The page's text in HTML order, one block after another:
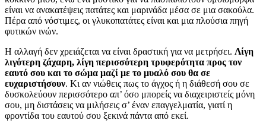
είναι να ανακατέψεις πατάτες και μαρινάδα μέσα σε μια σακούλα.
Πέρα από νόστιμες, οι γλυκοπατάτες είναι και μια πλούσια πηγή
φυτικών ινών.
Η αλλαγή δεν χρειάζεται να είναι δραστική για να μετρήσει. Λίγη
λιγότερη ζάχαρη, λίγη περισσότερη τρυφερότητα προς τον
εαυτό σου και το σώμα μαζί με το μυαλό σου θα σε
ευχαριστήσουν. Κι αν νιώθεις πως το άγχος ή η διάθεσή σου σε
δυσκολεύουν περισσότερο απ’ όσο μπορείς να διαχειριστείς μόνη
σου, μη διστάσεις να μιλήσεις σ’ έναν επαγγελματία, γιατί η
φροντίδα του εαυτού σου ξεκινά πάντα από εκεί.